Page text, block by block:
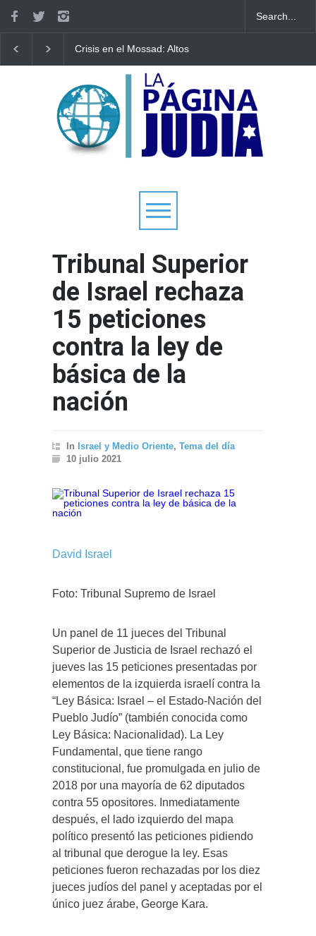
Crisis en el Mossad: Altos
contra el director Roman
Gofman por la
reorganización de Irán
víctimas de un ataque
creciente hostilidad
Europa
Tribunal Superior
de Israel rechaza
15 peticiones
contra la ley de
básica de la
nación
In Israel y Medio Oriente, Tema del día
10 julio 2021
David Israel
Foto: Tribunal Supremo de Israel
Un panel de 11 jueces del Tribunal
Superior de Justicia de Israel rechazó el
jueves las 15 peticiones presentadas por
elementos de la izquierda israelí contra la
“Ley Básica: Israel – el Estado-Nación del
Pueblo Judío” (también conocida como
Ley Básica: Nacionalidad). La Ley
Fundamental, que tiene rango
constitucional, fue promulgada en julio de
2018 por una mayoría de 62 diputados
contra 55 opositores. Inmediatamente
después, el lado izquierdo del mapa
político presentó las peticiones pidiendo
al tribunal que derogue la ley. Esas
peticiones fueron rechazadas por los diez
jueces judíos del panel y aceptadas por el
único juez árabe, George Kara.